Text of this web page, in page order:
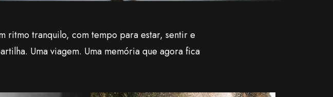
ritmo tranquilo, com tempo para estar, sentir e
Uma viagem. Uma memória que agora fica